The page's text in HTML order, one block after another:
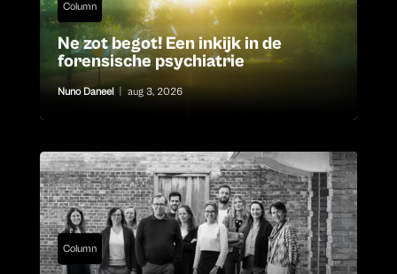
Column
Ne zot begot! Een inkijk in de
forensische psychiatrie
Nuno Daneel aug 3, 2026
Column